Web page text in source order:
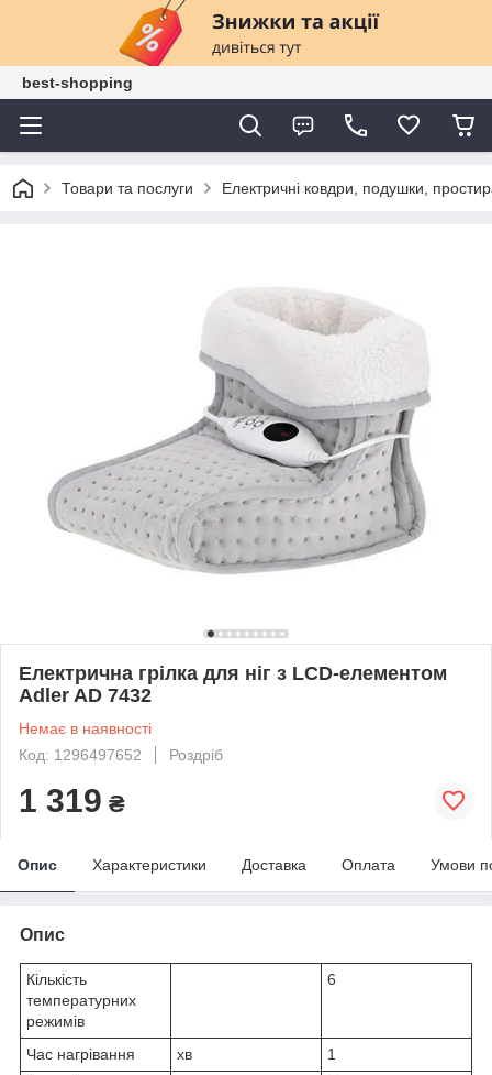
best-shopping
Товари та послуги Електричні ковдри, подушки,
Електрична грілка для ніг з LCD-елементом
Adler AD 7432
Немає в наявності
Код: 1296497652
Роздріб
1 319 ₴
Опис Характеристики Доставка Оплата Умови
Опис
Кількість
температурних
режимів
6
Час нагрівання хв
1